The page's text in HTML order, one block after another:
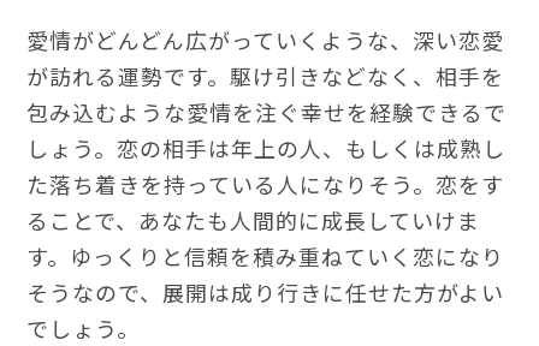
愛情がどんどん広がっていくような、深い恋愛
が訪れる運勢です。駆け引きなどなく、相手を
包み込むような愛情を注ぐ幸せを経験できるで
しょう。恋の相手は年上の人、もしくは成熟し
た落ち着きを持っている人になりそう。恋をす
ることで、あなたも人間的に成長していけま
す。ゆっくりと信頼を積み重ねていく恋になり
そうなので、展開は成り行きに任せた方がよい
でしょう。